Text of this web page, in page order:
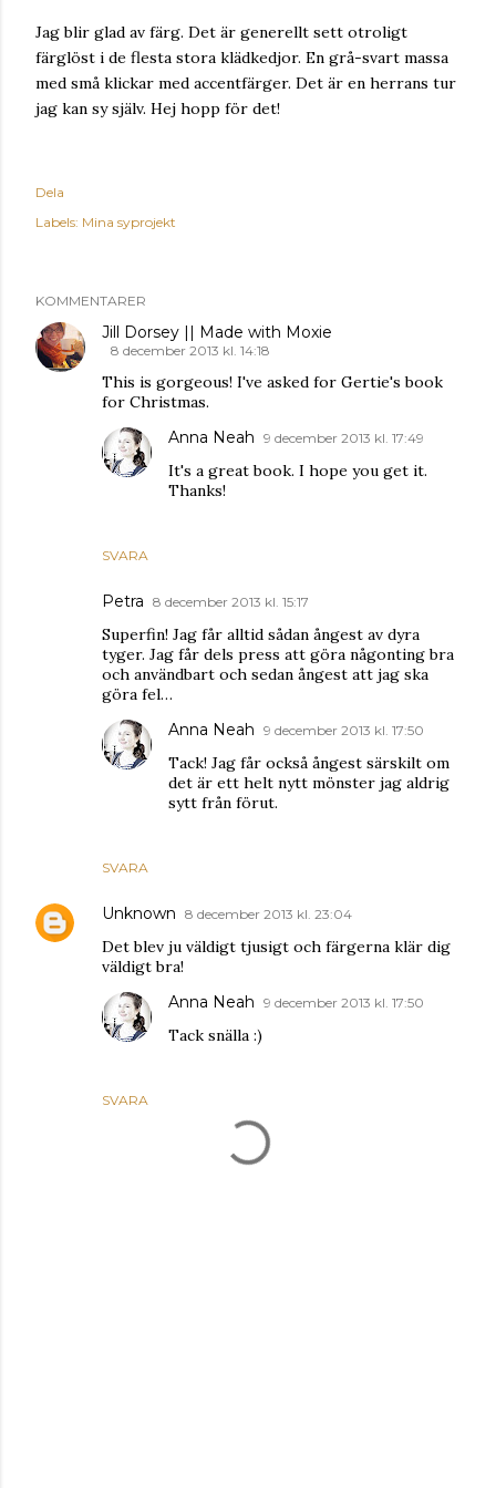
Jag blir glad av färg. Det är generellt sett otroligt
färglöst i de flesta stora klädkedjor. En grå-svart massa
med små klickar med accentfärger. Det är en herrans tur
jag kan sy själv. Hej hopp för det!
Dela
Labels: Mina syprojekt
KOMMENTARER
Jill Dorsey || Made with Moxie
8 december 2013 kl. 14:18
This is gorgeous! I've asked for Gertie's book
for Christmas.
SVARA
Anna Neah 9 december 2013 kl. 17:49
It's a great book. I hope you get it.
Thanks!
Petra 8 december 2013 kl. 15:17
Superfin! Jag får alltid sådan ångest av dyra
tyger. Jag får dels press att göra någonting bra
och användbart och sedan ångest att jag ska
göra fel…
SVARA
Anna Neah 9 december 2013 kl. 17:50
Tack! Jag får också ångest särskilt om
det är ett helt nytt mönster jag aldrig
sytt från förut.
Unknown 8 december 2013 kl. 23:04
Det blev ju väldigt tjusigt och färgerna klär dig
väldigt bra!
SVARA
Anna Neah 9 december 2013 kl. 17:50
Tack snälla :)